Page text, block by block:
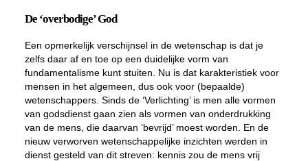
De ‘overbodige’ God
Een opmerkelijk verschijnsel in de wetenschap is dat je
zelfs daar af en toe op een duidelijke vorm van
fundamentalisme kunt stuiten. Nu is dat karakteristiek voor
mensen in het algemeen, dus ook voor (bepaalde)
wetenschappers. Sinds de ‘Verlichting’ is men alle vormen
van godsdienst gaan zien als vormen van onderdrukking
van de mens, die daarvan ‘bevrijd’ moest worden. En de
nieuw verworven wetenschappelijke inzichten werden in
dienst gesteld van dit streven: kennis zou de mens vrij